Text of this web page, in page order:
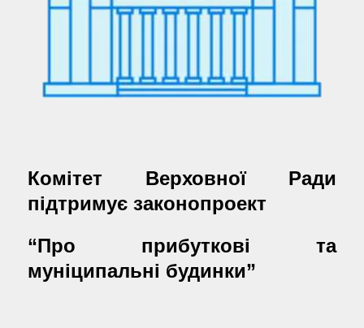
Комітет Верховної Ради
підтримує законопроект
“Про прибуткові та
муніципальні будинки”